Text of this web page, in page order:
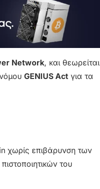
Network, και θεωρείται
GENIUS Act για τα
χωρίς επιβάρυνση των
του